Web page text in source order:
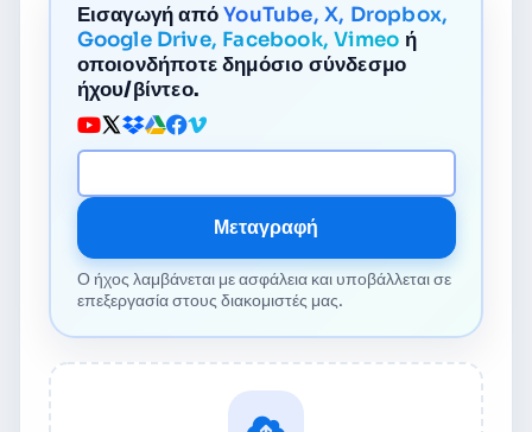
Εισαγωγή απόYouTube, X, Dropbox,
Google Drive, Facebook, Vimeo ή
οποιονδήποτε δημόσιο σύνδεσμο
ήχου/βίντεο.
URL Μέσου
Μεταγραφή
Ο ήχος λαμβάνεται με ασφάλεια και υποβάλλεται σε
επεξεργασία στους διακομιστές μας.